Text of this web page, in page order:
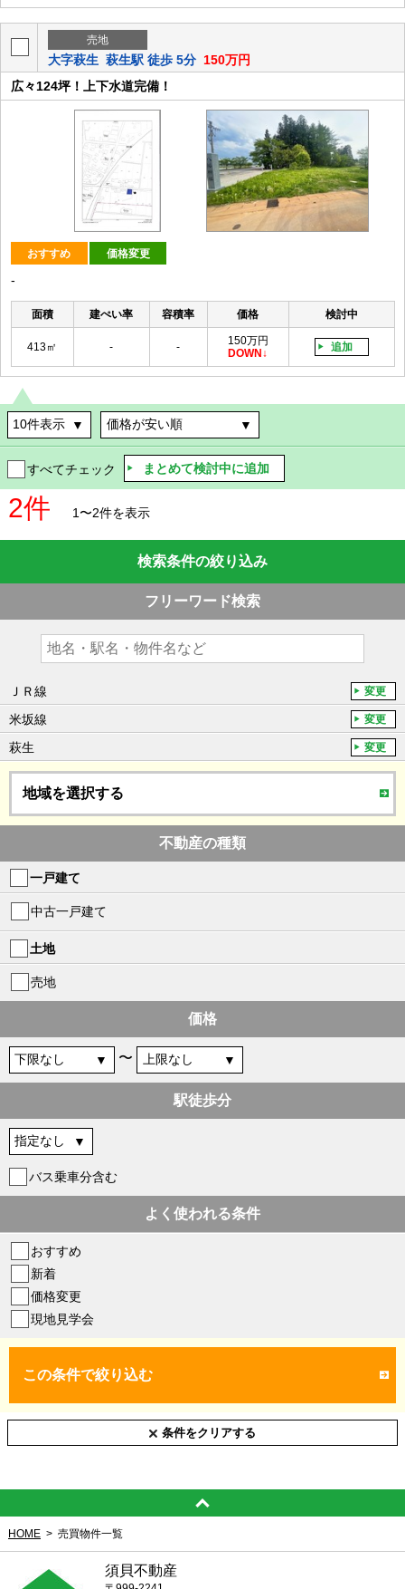
売地
大字萩生 萩生駅 徒歩 5分 150万円
広々124坪！上下水道完備！
おすすめ 価格変更
-
面積 建ぺい率 容積率 価格 検討中
413㎡ - -
150万円
DOWN
追加
すべてチェック まとめて検討中に追加
2件 1〜2件を表示
検索条件の絞り込み
フリーワード検索
ＪＲ線 変更
米坂線 変更
萩生 変更
地域を選択する
不動産の種類
一戸建て
中古一戸建て
土地
売地
価格
〜
駅徒歩分
バス乗車分含む
よく使われる条件
おすすめ
新着
価格変更
現地見学会
この条件で絞り込む
条件をクリアする
HOME 売買物件一覧
須貝不動産